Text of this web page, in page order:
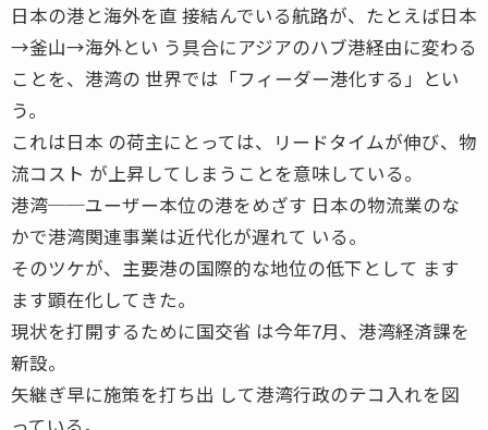
日本の港と海外を直 接結んでいる航路が、たとえば日本
→釜山→海外とい う具合にアジアのハブ港経由に変わる
ことを、港湾の 世界では「フィーダー港化する」とい
う。
これは日本 の荷主にとっては、リードタイムが伸び、物
流コスト が上昇してしまうことを意味している。
港湾──ユーザー本位の港をめざす 日本の物流業のな
かで港湾関連事業は近代化が遅れて いる。
そのツケが、主要港の国際的な地位の低下として ます
ます顕在化してきた。
現状を打開するために国交省 は今年7月、港湾経済課を
新設。
矢継ぎ早に施策を打ち出 して港湾行政のテコ入れを図